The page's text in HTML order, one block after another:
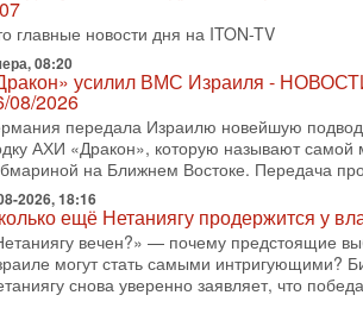
визит премьер-министра Израиля
в США и его встреча с Дональдом
больше вопросов, чем ответов. Полная
07-2026, 15:18
готовит покушение на Нетаниягу!
эскалации, но КСИР готовит взрыв!
телеканала ITON-TV СЕРГЕЙ
по вопросам безопасности, офицер
управления полиции Израиля,
07-2026, 09:02
за разоружение ХАМАСа -
07/2026
президент США Дональд Трамп
главные новости дня на ITON-TV
08:20
усилил ВМС Израиля -
08/2026
передала Израилю новейшую
АХИ «Дракон», которую называют
на Ближнем Востоке. Передача
2026, 18:16
ещё Нетаниягу продержится у
вечен?» — почему предстоящие
могут стать самыми интригующими?
снова уверенно заявляет, что